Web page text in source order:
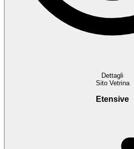
Dettagli
Sito Vetrina
Etensive